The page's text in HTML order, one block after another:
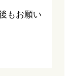
もお願い